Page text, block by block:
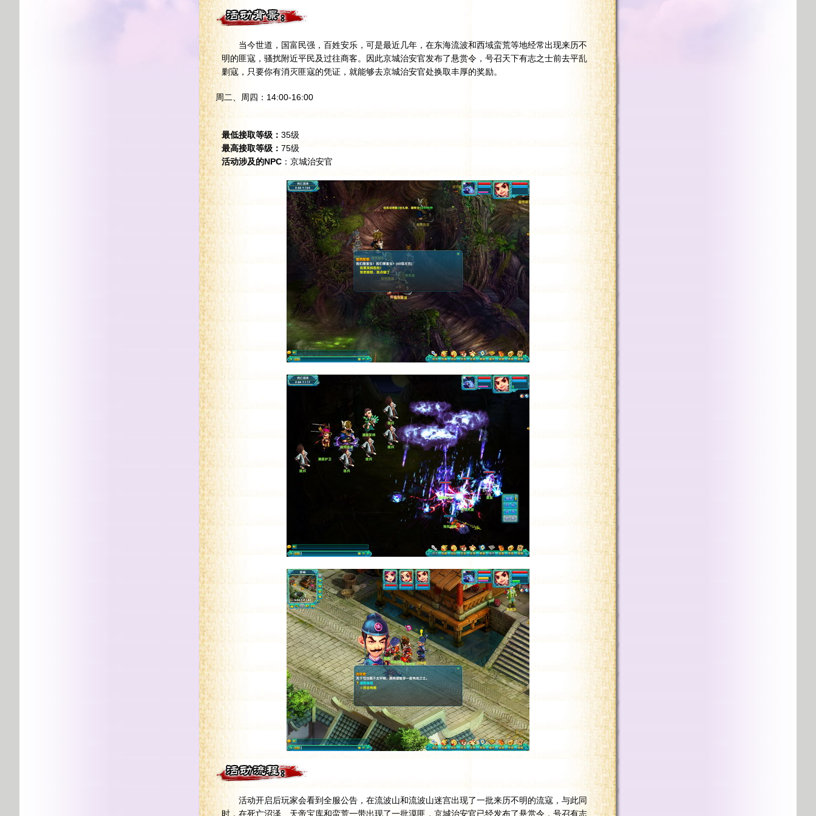
当今世道，国富民强，百姓安乐，可是最近几年，在东海流波和西域蛮荒等地经常出现来历不
明的匪寇，骚扰附近平民及过往商客。因此京城治安官发布了悬赏令，号召天下有志之士前去平乱
剿寇，只要你有消灭匪寇的凭证，就能够去京城治安官处换取丰厚的奖励。
周二、周四：14:00-16:00
最低接取等级： 35级
最高接取等级： 75级
活动涉及的NPC ：京城治安官
活动开启后玩家会看到全服公告，在流波山和流波山迷宫出现了一批来历不明的流寇，与此同
时，在死亡沼泽、天帝宝库和蛮荒一带出现了一批漠匪，京城治安官已经发布了悬赏令，号召有志